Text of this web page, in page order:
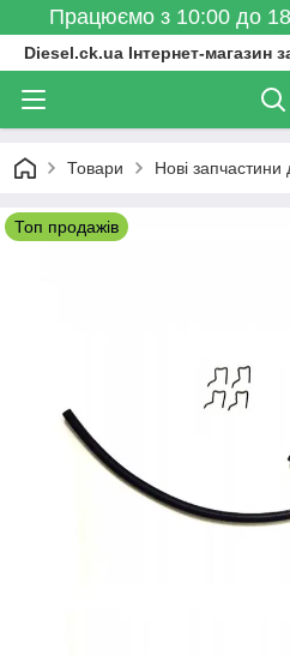
Працюємо з 10:00 до
Diesel.ck.ua Інтернет-магазин
Товари Нові запчастини
Топ продажів